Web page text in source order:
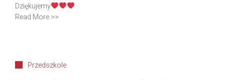
Dziękujemy
Read More >>
Przedszkole